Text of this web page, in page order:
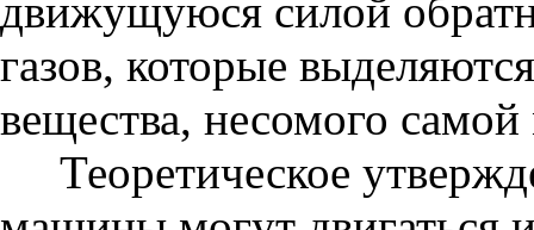
движущуюся силой
газов, которые
вещества, несомого
Теоретическое